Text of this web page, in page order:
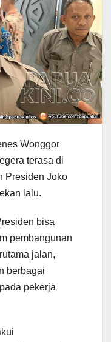
Wonggor
terasa di
Presiden Joko
lalu.
bisa
pembangunan
jalan,
berbagai
pekerja